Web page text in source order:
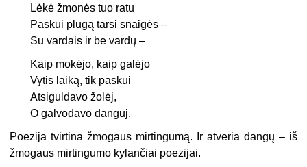
Lėkė žmonės tuo ratu
Paskui plūgą tarsi snaigės –
Su vardais ir be vardų –
Kaip mokėjo, kaip galėjo
Vytis laiką, tik paskui
Atsiguldavo žolėj,
O galvodavo danguj.
Poezija tvirtina žmogaus mirtingumą. Ir atveria dangų – iš
žmogaus mirtingumo kylančiai poezijai.